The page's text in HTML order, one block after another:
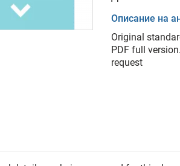
Описание на
Original
PDF full
request